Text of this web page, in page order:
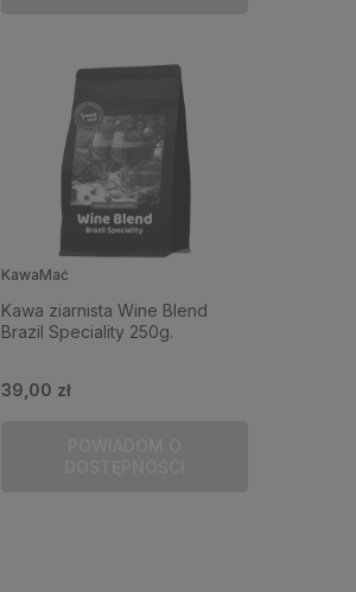
KawaMać
Kawa ziarnista Wine Blend
Brazil Speciality 250g.
39,00 zł